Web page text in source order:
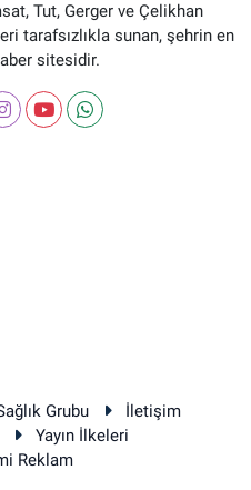
Tut, Gerger ve Çelikhan
tarafsızlıkla sunan, şehrin en
sitesidir.
Grubu
İletişim
Yayın İlkeleri
Reklam